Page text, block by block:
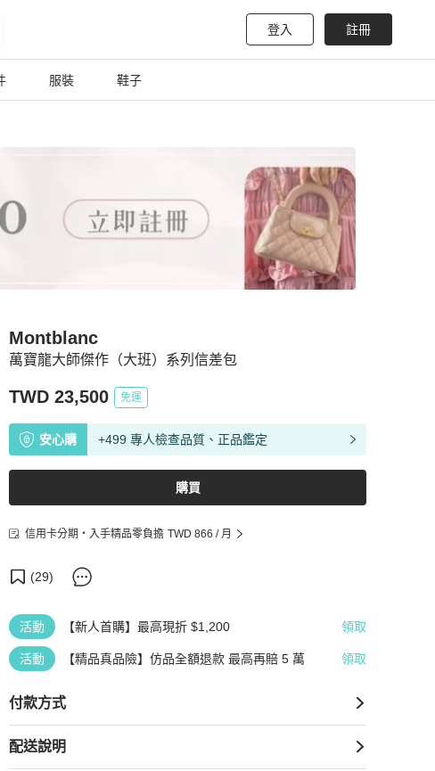
登入 註冊
服裝 鞋子
萬寶龍大師傑作（大班）系列信差包
Montblanc
TWD 23,500 免運
安心購 +499 專人檢查品質、正品鑑定
購買
信用卡分期・入手精品零負擔 TWD 866 / 月
(29)
活動 【新人首購】最高現折 $1,200 領取
活動 【精品真品險】仿品全額退款 最高再賠 5 萬 領取
付款方式
配送說明